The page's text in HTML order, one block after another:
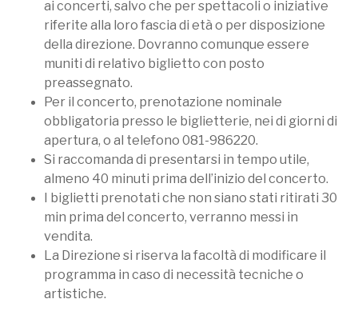
ai concerti, salvo che per spettacoli o iniziative
riferite alla loro fascia di età o per disposizione
della direzione. Dovranno comunque essere
muniti di relativo biglietto con posto
preassegnato.
Per il concerto, prenotazione nominale
obbligatoria presso le biglietterie, nei di giorni di
apertura, o al telefono 081-986220.
Si raccomanda di presentarsi in tempo utile,
almeno 40 minuti prima dell’inizio del concerto.
I biglietti prenotati che non siano stati ritirati 30
min prima del concerto, verranno messi in
vendita.
La Direzione si riserva la facoltà di modificare il
programma in caso di necessità tecniche o
artistiche.